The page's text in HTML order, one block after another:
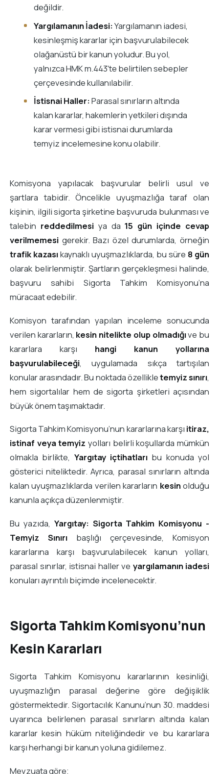
değildir.
Yargılamanın İadesi:Yargılamanın iadesi,
kesinleşmiş kararlar için başvurulabilecek
olağanüstü bir kanun yoludur. Bu yol,
yalnızca HMK m.443'te belirtilen sebepler
çerçevesinde kullanılabilir.
İstisnai Haller:Parasal sınırların altında
kalan kararlar, hakemlerin yetkileri dışında
karar vermesi gibi istisnai durumlarda
temyiz incelemesine konu olabilir.
Komisyona yapılacak başvurular belirli usul ve
şartlara tabidir. Öncelikle uyuşmazlığa taraf olan
kişinin, ilgili sigorta şirketine başvuruda bulunması ve
talebin reddedilmesiya da15 gün içinde cevap
verilmemesi gerekir. Bazı özel durumlarda, örneğin
trafik kazasıkaynaklı uyuşmazlıklarda, bu süre 8 gün
olarak belirlenmiştir. Şartların gerçekleşmesi halinde,
başvuru sahibi Sigorta Tahkim Komisyonu’na
müracaat edebilir.
Komisyon tarafından yapılan inceleme sonucunda
verilen kararların, kesin nitelikte olup olmadığıve bu
kararlara karşı hangi kanun yollarına
başvurulabileceği, uygulamada sıkça tartışılan
konular arasındadır. Bu noktada özellikletemyiz sınırı,
hem sigortalılar hem de sigorta şirketleri açısından
büyük önem taşımaktadır.
Sigorta Tahkim Komisyonu’nun kararlarına karşı itiraz,
istinaf veya temyiz yolları belirli koşullarda mümkün
olmakla birlikte, Yargıtay içtihatları bu konuda yol
gösterici niteliktedir. Ayrıca, parasal sınırların altında
kalan uyuşmazlıklarda verilen kararların kesinolduğu
kanunla açıkça düzenlenmiştir.
Bu yazıda, Yargıtay: Sigorta Tahkim Komisyonu -
Temyiz Sınırı başlığı çerçevesinde, Komisyon
kararlarına karşı başvurulabilecek kanun yolları,
parasal sınırlar, istisnai haller ve yargılamanın iadesi
konuları ayrıntılı biçimde incelenecektir.
Sigorta Tahkim Komisyonu’nun
Kesin Kararları
Sigorta Tahkim Komisyonu kararlarının kesinliği,
uyuşmazlığın parasal değerine göre değişiklik
göstermektedir. Sigortacılık Kanunu’nun 30. maddesi
uyarınca belirlenen parasal sınırların altında kalan
kararlar kesin hüküm niteliğindedir ve bu kararlara
karşı herhangi bir kanun yoluna gidilemez.
Mevzuata göre;